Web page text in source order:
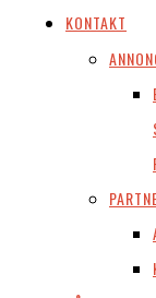
KONTAKT